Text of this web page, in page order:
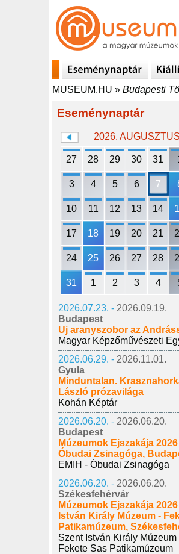
MUSEUM.HU » Budapesti
Eseménynaptár
2026. AUGUSZTUS
27 28 29 30 31
3 4 5 6 7
10 11 12 13 14
17 18 19 20 21
24 25 26 27 28
31 1 2 3 4
2026.07.23. - 2026.09.19.
Budapest
Új aranyszobor az
Magyar Képzőművészeti
2026.06.29. - 2026.11.01.
Gyula
Minduntalan.
László prózavilága
Kohán Képtár
2026.06.20. - 2026.06.20.
Budapest
Múzeumok Éjszakája 2026
Óbudai Zsinagóga,
EMIH - Óbudai Zsinagóga
2026.06.20. - 2026.06.20.
Székesfehérvár
Múzeumok Éjszakája
István Király Múzeum -
Patikamúzeum,
Szent István Király Múzeum
Fekete Sas Patikamúzeum